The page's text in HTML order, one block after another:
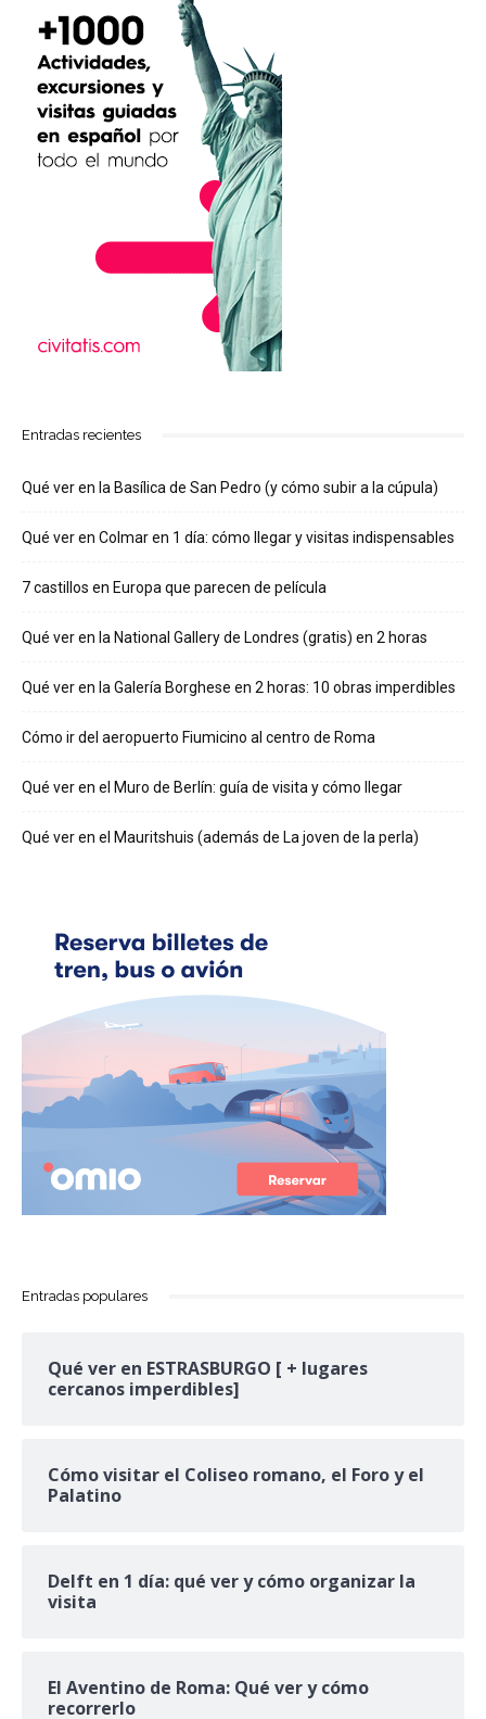
Entradas recientes
Qué ver en la Basílica de San Pedro (y cómo subir a la cúpula)
Qué ver en Colmar en 1 día: cómo llegar y visitas indispensables
7 castillos en Europa que parecen de película
Qué ver en la National Gallery de Londres (gratis) en 2 horas
Qué ver en la Galería Borghese en 2 horas: 10 obras imperdibles
Cómo ir del aeropuerto Fiumicino al centro de Roma
Qué ver en el Muro de Berlín: guía de visita y cómo llegar
Qué ver en el Mauritshuis (además de La joven de la perla)
Entradas populares
Qué ver en ESTRASBURGO [ + lugares
cercanos imperdibles]
Cómo visitar el Coliseo romano, el Foro y el
Palatino
Delft en 1 día: qué ver y cómo organizar la
visita
El Aventino de Roma: Qué ver y cómo
recorrerlo